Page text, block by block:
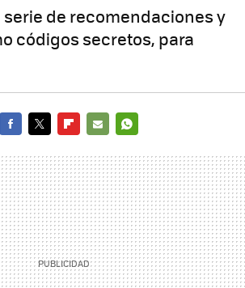
serie de recomendaciones y
códigos secretos, para
MAIL